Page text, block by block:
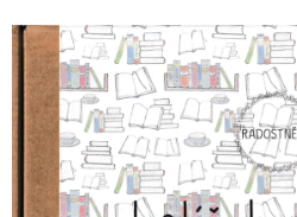
je
0,0
z
5
hvězdiček.